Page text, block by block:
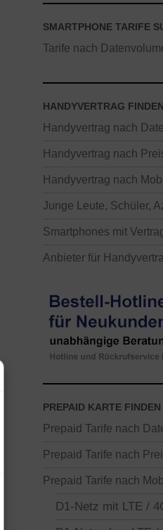
SMARTPHONE TARIFE
Tarife nach
HANDYVERTRAG FINDEN
Handyvertrag nach
Handyvertrag nach
Handyvertrag nach
Junge Leute, Schüler,
Smartphones mit
Anbieter für
PREPAID KARTE FINDEN
Prepaid Tarife nach
Prepaid Tarife nach
Prepaid Tarife nach
D1-Netz mit LTE /